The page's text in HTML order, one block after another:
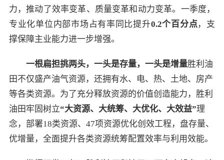
力，推动了效率变革、质量变革和动力变革。一季度，
专业化单位内部市场占有率同比提升0.2个百分点，支
撑保障主业能力进一步增强。
一根扁担挑两头，一头是存量，一头是增量胜利油
田不仅盛产油气资源，还拥有水、电、热、土地、房产
等各类资源。为了充分释放资源的价值创造能力，胜利
油田牢固树立“大资源、大统筹、大优化、大效益”理
念，部署18类资源、47项资源优化创效工程，盘存量、
优增量，全面提升各类资源统筹配置效率与利用效能。